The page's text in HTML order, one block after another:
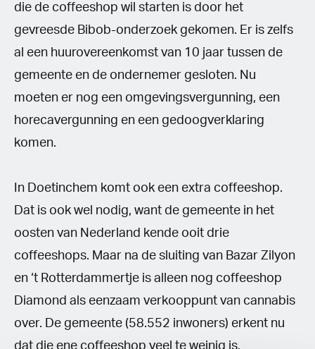
die de coffeeshop wil starten is door het
gevreesde Bibob-onderzoek gekomen. Er is zelfs
al een huurovereenkomst van 10 jaar tussen de
gemeente en de ondernemer gesloten. Nu
moeten er nog een omgevingsvergunning, een
horecavergunning en een gedoogverklaring
komen.
In Doetinchem komt ook een extra coffeeshop.
Dat is ook wel nodig, want de gemeente in het
oosten van Nederland kende ooit drie
coffeeshops. Maar na de sluiting van Bazar Zilyon
en ‘t Rotterdammertje is alleen nog coffeeshop
Diamond als eenzaam verkooppunt van cannabis
over. De gemeente (58.552 inwoners) erkent nu
dat die ene coffeeshop veel te weinig is.